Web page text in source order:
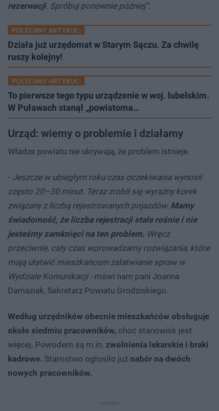
rezerwacji. Spróbuj ponownie później”.
POLECANY ARTYKUŁ:
Działa już urzędomat w Starym Sączu. Za chwilę
ruszy kolejny!
POLECANY ARTYKUŁ:
To pierwsze tego typu urządzenie w woj. lubelskim.
W Puławach stanął „powiatoma…
Urząd: wiemy o problemie i działamy
Władze powiatu nie ukrywają, że problem istnieje.
- Jeszcze w ubiegłym roku czas oczekiwania wynosił
często 20–30 minut. Teraz zrobił się wyraźny korek
związany z liczbą rejestrowanych pojazdów. Mamy
świadomość, że liczba rejestracji stale rośnie i nie
jesteśmy zamknięci na ten problem. Wręcz
przeciwnie, cały czas wprowadzamy rozwiązania, które
mają ułatwić mieszkańcom załatwianie spraw w
Wydziale Komunikacji -mówi nam pani Joanna
Damaziak, Sekretarz Powiatu Grodziskiego.
Według urzędników obecnie mieszkańców obsługuje
około siedmiu pracowników, choć stanowisk jest
więcej. Powodem są m.in. zwolnienia lekarskie i braki
kadrowe. Starostwo ogłosiło już nabór na dwóch
nowych pracowników.